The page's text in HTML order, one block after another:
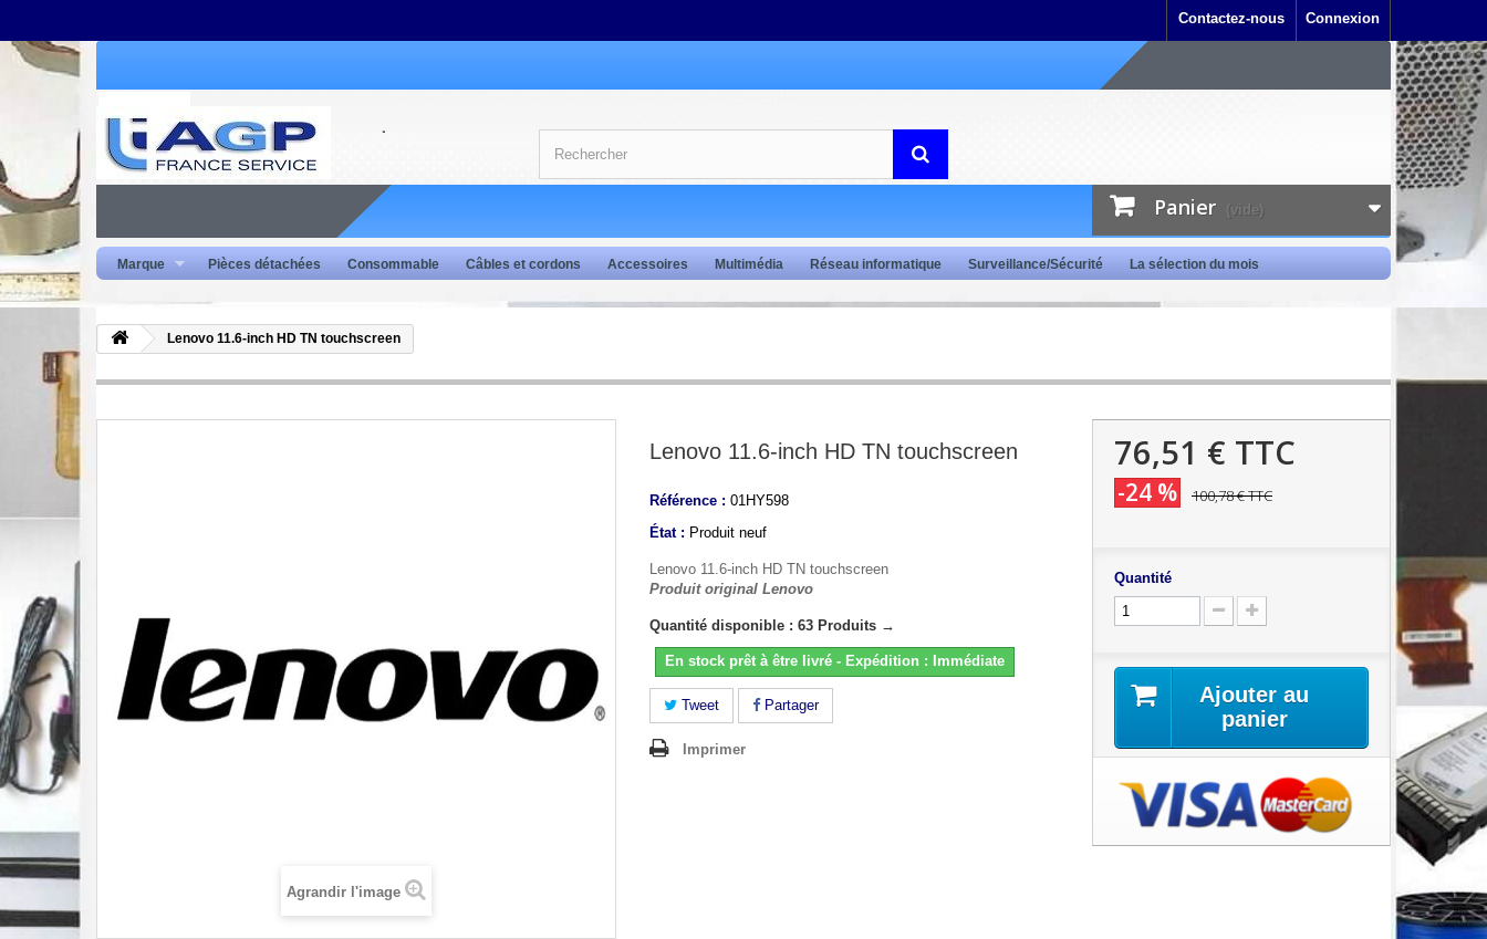
Connexion
Contactez-nous
Panier (vide)
Marque Pièces détachées Consommable Câbles et cordons Accessoires Multimédia Réseau informatique Surveillance/Sécurité La sélection du mois
Lenovo 11.6-inch HD TN touchscreen
Agrandir l'image
Lenovo 11.6-inch HD TN touchscreen
Référence : 01HY598
État : Produit neuf
Lenovo 11.6-inch HD TN touchscreen
Produit original Lenovo
Quantité disponible : 63 Produits →
En stock prêt à être livré - Expédition : Immédiate
Tweet Partager
Imprimer
76,51 € TTC
-24 % 100,78 €TTC
Quantité
Ajouter au
panier